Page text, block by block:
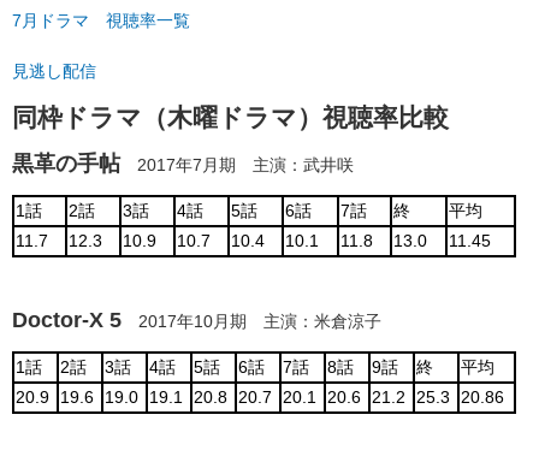
7月ドラマ 視聴率一覧
見逃し配信
同枠ドラマ（木曜ドラマ）視聴率比較
黒革の手帖2017年7月期 主演：武井咲
1話 2話 3話 4話 5話 6話 7話 終
平均
11.7
12.3 10.9 10.7 10.4 10.1 11.8 13.0 11.45
Doctor-X 5 2017年10月期 主演：米倉涼子
1話 2話 3話 4話 5話 6話 7話 8話 9話 終
平均
20.9
19.6 19.0 19.1 20.8 20.7 20.1 20.6 21.2 25.3 20.86